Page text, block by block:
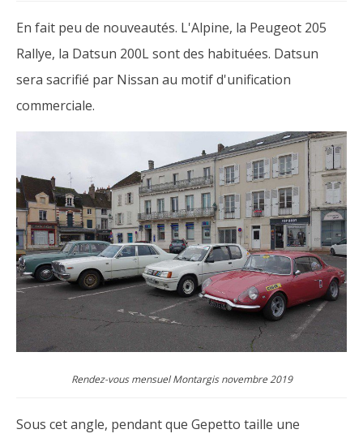
En fait peu de nouveautés. L'Alpine, la Peugeot 205
Rallye, la Datsun 200L sont des habituées. Datsun
sera sacrifié par Nissan au motif d'unification
commerciale.
Rendez-vous mensuel Montargis novembre 2019
Sous cet angle, pendant que Gepetto taille une